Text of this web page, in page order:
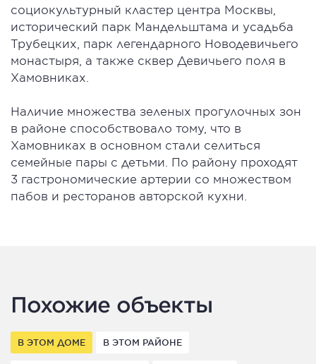
социокультурный кластер центра Москвы,
исторический парк Мандельштама и усадьба
Трубецких, парк легендарного Новодевичьего
монастыря, а также сквер Девичьего поля в
Хамовниках.
Наличие множества зеленых прогулочных зон
в районе способствовало тому, что в
Хамовниках в основном стали селиться
семейные пары с детьми. По району проходят
3 гастрономические артерии со множеством
пабов и ресторанов авторской кухни.
Похожие объекты
В ЭТОМ ДОМЕ В ЭТОМ РАЙОНЕ